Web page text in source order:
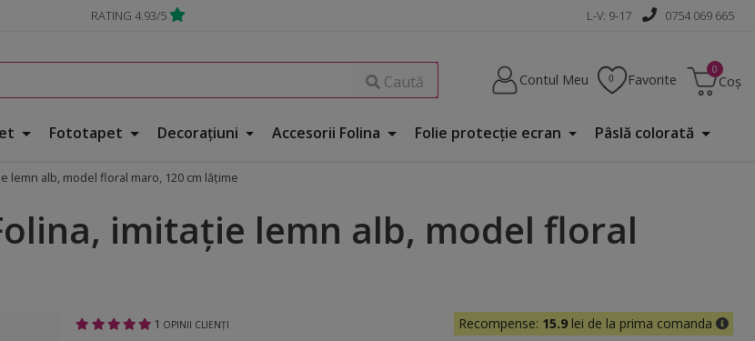
RATING 4.93/5 L-V: 9-17 0754 069 665
Caută Contul Meu Favorite Coș
Fototapet Decorațiuni Accesorii Folina Folie protecţie ecran Pâslă colorată
lemn alb, model floral maro, 120 cm lăţime
imitaţie lemn alb, model floral
1 OPINII CLIENȚI Recompense: 15.9 lei de la prima comanda